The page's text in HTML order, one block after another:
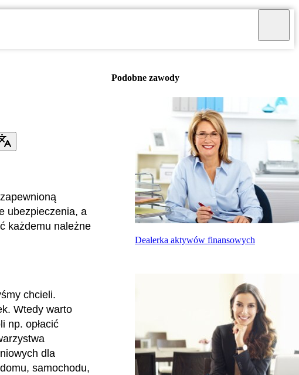
ubezpieczenia, a
każdemu należne
chcieli.
Wtedy warto
np. opłacić
dla
samochodu,
Podobne zawody
Dealerka aktywów finansowych